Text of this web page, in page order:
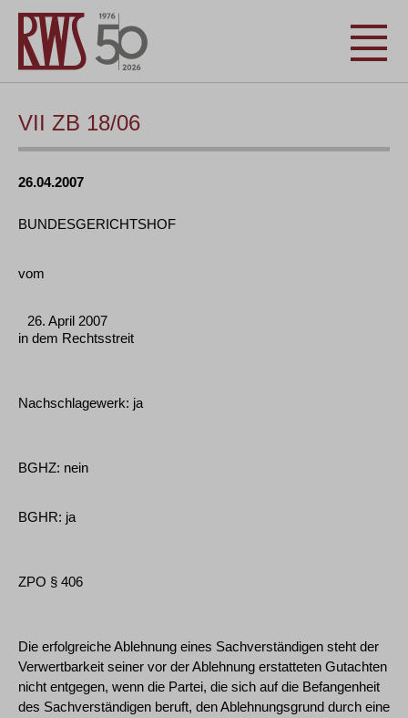
VII ZB 18/06
26.04.2007
BUNDESGERICHTSHOF
vom
26. April 2007
in dem Rechtsstreit
Nachschlagewerk: ja
BGHZ: nein
BGHR: ja
ZPO § 406
Die erfolgreiche Ablehnung eines Sachverständigen steht der
Verwertbarkeit seiner vor der Ablehnung erstatteten Gutachten
nicht entgegen, wenn die Partei, die sich auf die Befangenheit
des Sachverständigen beruft, den Ablehnungsgrund durch eine